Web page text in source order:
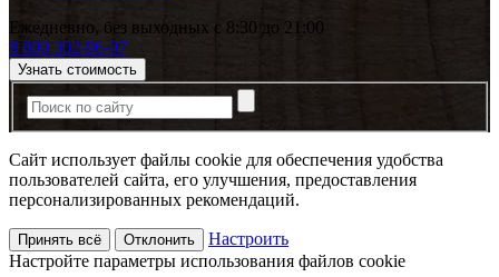
Ежедневно, без выходных с 8:30 до 21:00
8 800 302-96-07
Узнать стоимость
Сайт использует файлы cookie для обеспечения удобства
пользователей сайта, его улучшения, предоставления
персонализированных рекомендаций.
Принять всё Отклонить
Настроить
Настройте параметры использования файлов cookie